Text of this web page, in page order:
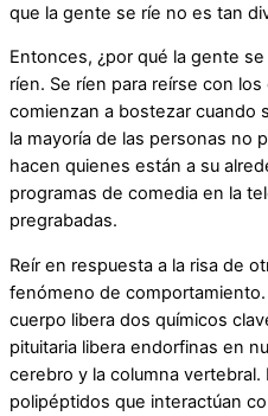
que la gente se ríe no es tan
Entonces, ¿por qué la gente
ríen. Se ríen para reírse con
comienzan a bostezar cuando
la mayoría de las personas no
hacen quienes están a su
programas de comedia en la
pregrabadas.
Reír en respuesta a la risa de
fenómeno de
cuerpo libera dos químicos
pituitaria libera endorfinas en
cerebro y la columna
polipéptidos que interactúan